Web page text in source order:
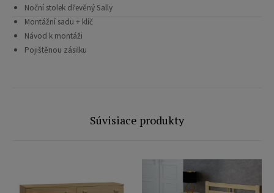
Noční stolek dřevěný Sally
Montážní sadu + klíč
Návod k montáži
Pojištěnou zásilku
Súvisiace produkty